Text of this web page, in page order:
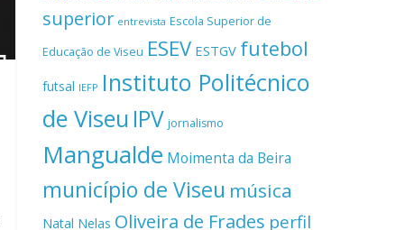
superior entrevista Escola Superior de
Educação de Viseu ESEV ESTGV futebol
futsal IEFP Instituto Politécnico
de Viseu IPV jornalismo
Mangualde Moimenta da Beira
município de Viseu música
Natal Nelas Oliveira de Frades perfil